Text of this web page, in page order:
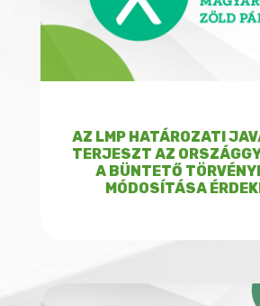
AZ LMP HATÁROZATI
TERJESZT AZ
A BÜNTETŐ
MÓDOSÍTÁSA